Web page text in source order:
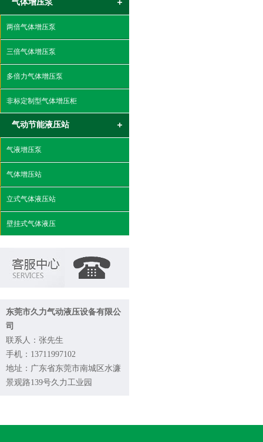
气体增压泵
两倍气体增压泵
三倍气体增压泵
多倍力气体增压泵
非标定制型气体增压柜
气动节能液压站
气液增压泵
气体增压站
立式气体液压站
壁挂式气体液压
东莞市久力气动液压设备有限公
司
联系人：张先生
手机：13711997102
地址：广东省东莞市南城区水濂
景观路139号久力工业园